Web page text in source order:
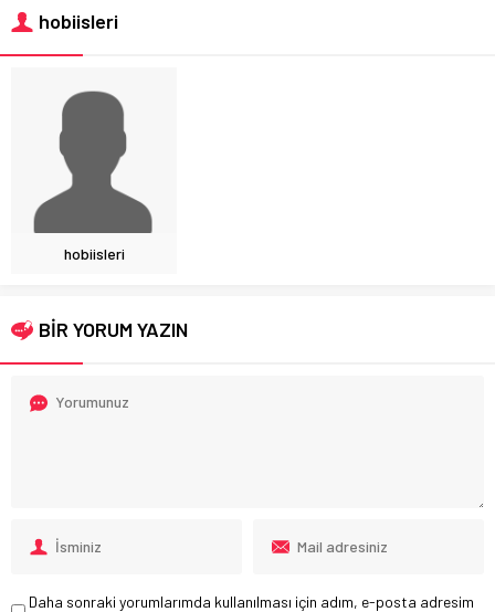
hobiisleri
hobiisleri
BİR YORUM YAZIN
Daha sonraki yorumlarımda kullanılması için adım, e-posta adresim